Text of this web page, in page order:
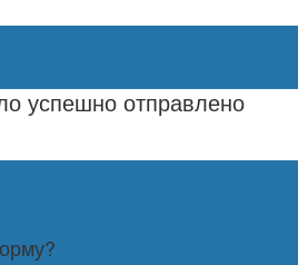
успешно отправлено